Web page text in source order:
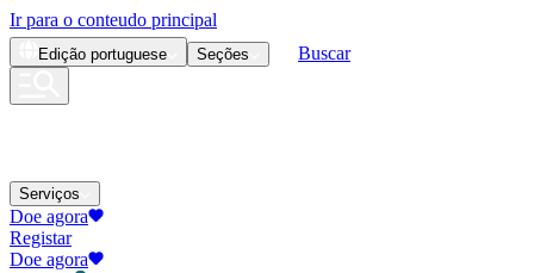
Ir para o conteudo principal
Edição portuguese Seções Buscar
Serviços
Doe agora
Registar
Doe agora